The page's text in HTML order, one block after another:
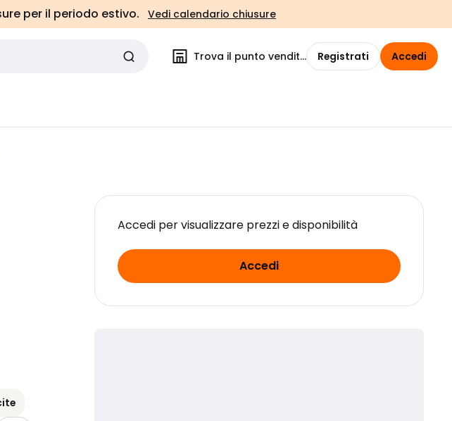
per il periodo estivo. Vedi calendario chiusure
Trova il punto vendita Registrati Accedi
Accedi per visualizzare prezzi e disponibilità
Accedi